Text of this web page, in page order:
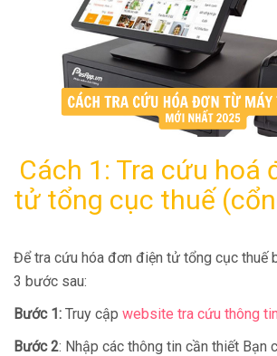
Cách 1: Tra cứu hoá
tử tổng cục thuế
Để tra cứu hóa đơn điện tử tổng cục thuế
3 bước sau:
Bước 1: Truy cập website tra cứu thông
Bước 2: Nhập các thông tin cần thiết Bạn